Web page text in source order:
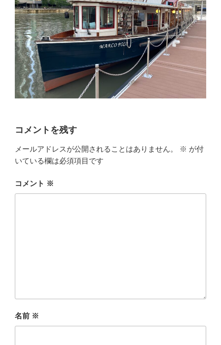
コメントを残す
メールアドレスが公開されることはありません。 ※ が付
いている欄は必須項目です
コメント ※
名前 ※